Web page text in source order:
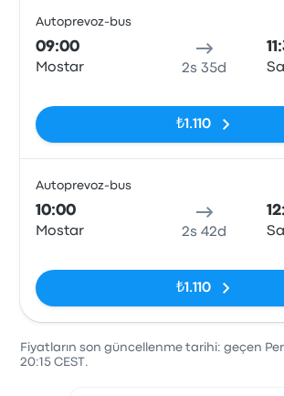
Autoprevoz-bus
09:00
Mostar 2s 35d
₺1.110
Autoprevoz-bus
10:00
Mostar 2s 42d
₺1.110
Fiyatların son güncellenme tarihi: geçen
20:15 CEST.